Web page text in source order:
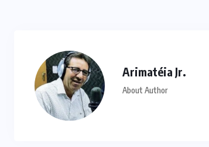
Arimatéia Jr.
About Author